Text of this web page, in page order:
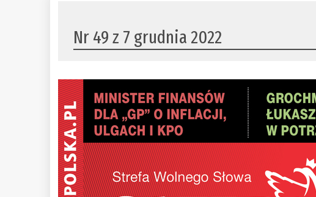
Nr 49 z 7 grudnia 2022